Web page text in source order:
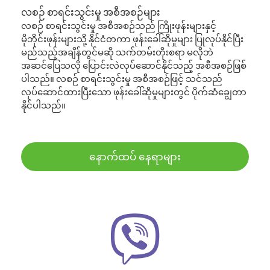
လစဉ် စာရင်းသွင်းမှု အစီအစဉ်များ
လစဉ် စာရင်းသွင်းမှု အစီအစဉ်သည် ကြိုးဖုန်းများနှင့်
မိုဘိုင်းဖုန်းများသို့ နိုင်ငံတကာ ဖုန်းခေါ်ဆိုမှုများ ပြုလုပ်နိုင်ပြီး
မည်သည့်အချိန်တွင်မဆို သက်တမ်းတိုးစရာ မလိုဘဲ
အဆင်ပြေသလို ပြောင်းလဲလုပ်ဆောင်နိုင်သည့် အစီအစဉ်ဖြစ်
ပါသည်။ လစဉ် စာရင်းသွင်းမှု အစီအစဉ်ဖြင့် သင်သည်
လုပ်ဆောင်ထားပြီးသော ဖုန်းခေါ်ဆိုမှုများတွင် ပိုက်ဆံချွေတာ
နိုင်ပါသည်။
နောက်ထပ် နေရာများ